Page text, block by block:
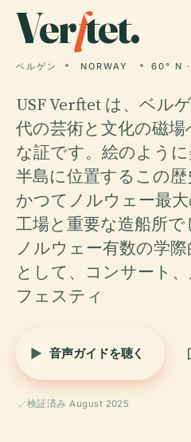
Verftet.
ベルゲン NORWAY 60° N
USF Verftet は、ベル
代の芸術と文化の磁
な証です。絵のよう
半島に位置するこの歴
かつてノルウェー最
工場と重要な造船所
ノルウェー有数の学
として、コンサート、
フェスティ
音声ガイドを聴く
検証済み August 2025